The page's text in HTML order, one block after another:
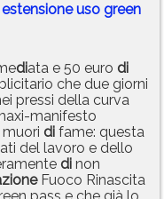
uso green
diata e 50 euro di
che due giorni
pressi della curva
manifesto
di fame: questa
del lavoro e dello
di non
Fuoco Rinascita